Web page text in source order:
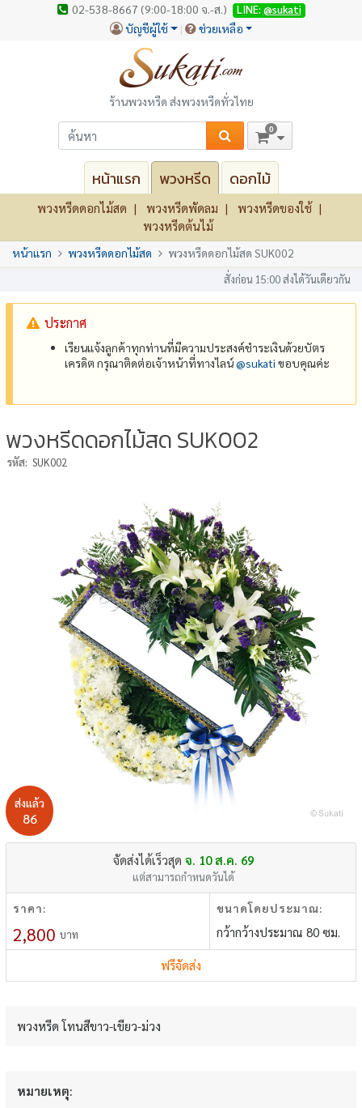
02-538-8667 (9:00-18:00 จ.-ส.) LINE: @sukati
บัญชีผู้ใช้ ช่วยเหลือ
ร้านพวงหรีด ส่งพวงหรีดทั่วไทย
0
หน้าแรก พวงหรีด ดอกไม้
พวงหรีดดอกไม้สด พวงหรีดพัดลม
พวงหรีดของใช้
พวงหรีดต้นไม้
หน้าแรก พวงหรีดดอกไม้สด พวงหรีดดอกไม้สด SUK002
สั่งก่อน 15:00 ส่งได้วันเดียวกัน
ประกาศ
เรียนแจ้งลูกค้าทุกท่านที่มีความประสงค์ชำระเงินด้วยบัตร
เครดิต กรุณาติดต่อเจ้าหน้าที่ทางไลน์@‌sukati ขอบคุณค่ะ
พวงหรีดดอกไม้สด SUK002
รหัส: SUK002
ส่งแล้ว
86
จัดส่งได้เร็วสุด จ. 10 ส.ค. 69
แต่สามารถกำหนดวันได้
ราคา:
2,800 บาท
ขนาดโดยประมาณ:
กว้ากว้างประมาณ 80 ซม.
ฟรีจัดส่ง
พวงหรีด โทนสีขาว-เขียว-ม่วง
หมายเหตุ: